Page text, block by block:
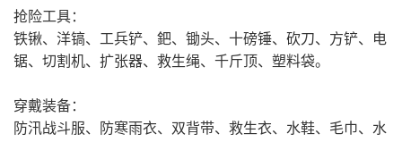
抢险工具：
铁锹、洋镐、工兵铲、鈀、锄头、十磅锤、砍刀、方铲、电
锯、切割机、扩张器、救生绳、千斤顶、塑料袋。
穿戴装备：
防汛战斗服、防寒雨衣、双背带、救生衣、水鞋、毛巾、水